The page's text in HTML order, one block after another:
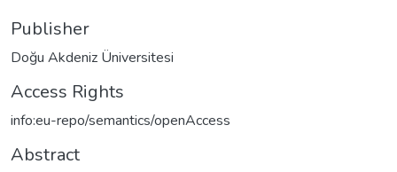
Publisher
Doğu Akdeniz Üniversitesi
Access Rights
info:eu-repo/semantics/openAccess
Abstract